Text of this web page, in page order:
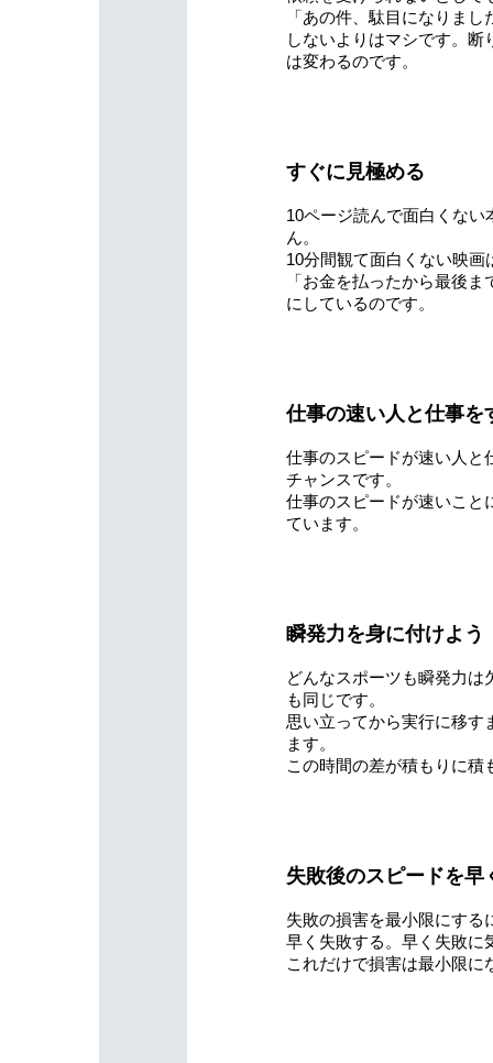
「あの件、駄目になりま
しないよりはマシです。
は変わるのです。
すぐに見極める
10ページ読んで面白くな
ん。
10分間観て面白くない映
「お金を払ったから最後
にしているのです。
仕事の速い人と仕事を
仕事のスピードが速い人と
チャンスです。
仕事のスピードが速いこと
ています。
瞬発力を身に付けよう
どんなスポーツも瞬発力は
も同じです。
思い立ってから実行に移す
ます。
この時間の差が積もりに積
失敗後のスピードを早
失敗の損害を最小限にする
早く失敗する。早く失敗に
これだけで損害は最小限に